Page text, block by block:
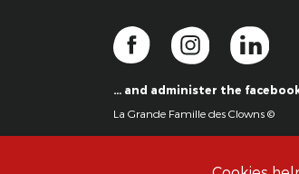
… and administer the
La Grande Famille des Clowns ©